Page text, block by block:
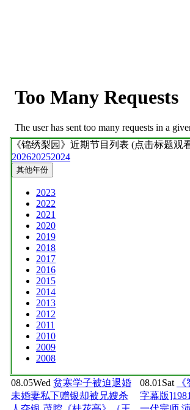
《锦绣梨园》 近期节目列表 (点击标题观
202620252024
其他年份
2023
2022
2021
2020
2019
2018
2017
2016
2015
2014
2013
2012
2011
2010
2009
2008
08.05Wed 贫寒学子被迫退婚
未婚妻私下赠银却被兄嫂杀
08.01 Sat
字幕版